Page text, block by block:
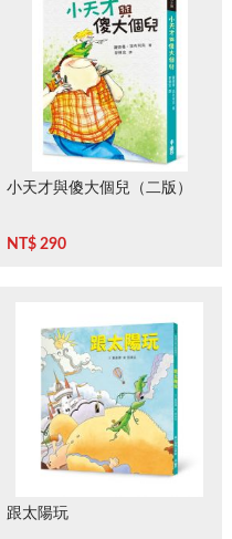
小天才與傻大個兒（二版）
NT$ 290
跟太陽玩